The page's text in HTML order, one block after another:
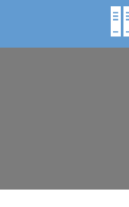
fototeca